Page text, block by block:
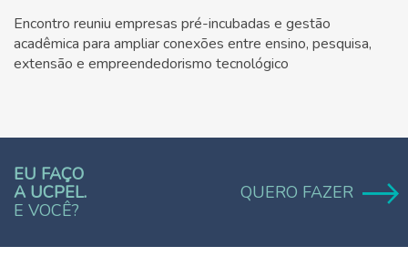
Encontro reuniu empresas pré-incubadas e gestão
acadêmica para ampliar conexões entre ensino, pesquisa,
extensão e empreendedorismo tecnológico
EU FAÇO
A UCPEL.
E VOCÊ?
QUERO FAZER